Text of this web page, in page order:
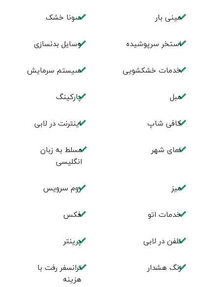
مینی بار سونا خشک
استخر سرپوشیده وسایل بدنسازی
خدمات خشکشویی سیستم سرمایش
مبل پاركينگ
كافی شاپ اينترنت در لابی
نمای شهر
مسلط به زبان
انگليسی
ميز روم سرويس
خدمات اتو فكس
تلفن در لابی پرینتر
زنگ هشدار
ترانسفر رفت با
هزینه